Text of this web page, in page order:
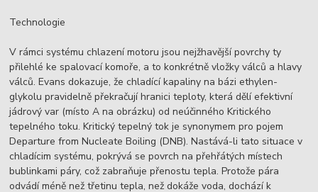
Technologie
V rámci systému chlazení motoru jsou nejžhavější povrchy ty
přilehlé ke spalovací komoře, a to konkrétně vložky válců a hlavy
válců. Evans dokazuje, že chladící kapaliny na bázi ethylen-
glykolu pravidelně překračují hranici teploty, která dělí efektivní
jádrový var (místo A na obrázku) od neúčinného Kritického
tepelného toku. Kritický tepelný tok je synonymem pro pojem
Departure from Nucleate Boiling (DNB). Nastává-li tato situace v
chladícim systému, pokrývá se povrch na přehřátých místech
bublinkami páry, což zabraňuje přenostu tepla. Protože pára
odvádí méně než třetinu tepla, než dokáže voda, dochází k